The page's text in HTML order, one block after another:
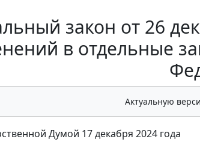
закон от 26
в отдельные
Актуальную
Думой 17 декабря 2024 года